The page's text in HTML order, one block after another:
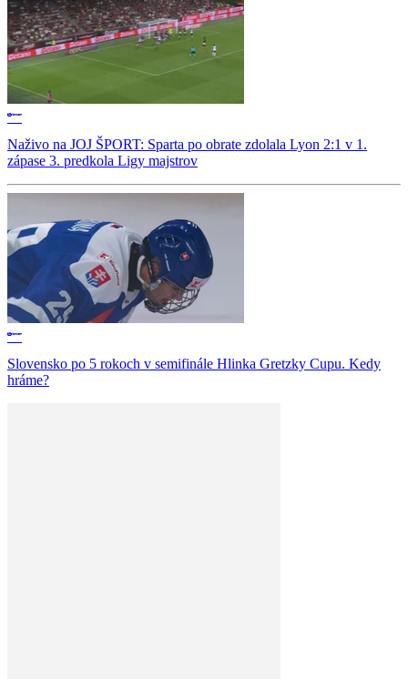
Naživo na JOJ ŠPORT: Sparta po obrate zdolala Lyon 2:1 v 1.
zápase 3. predkola Ligy majstrov
Slovensko po 5 rokoch v semifinále Hlinka Gretzky Cupu. Kedy
hráme?